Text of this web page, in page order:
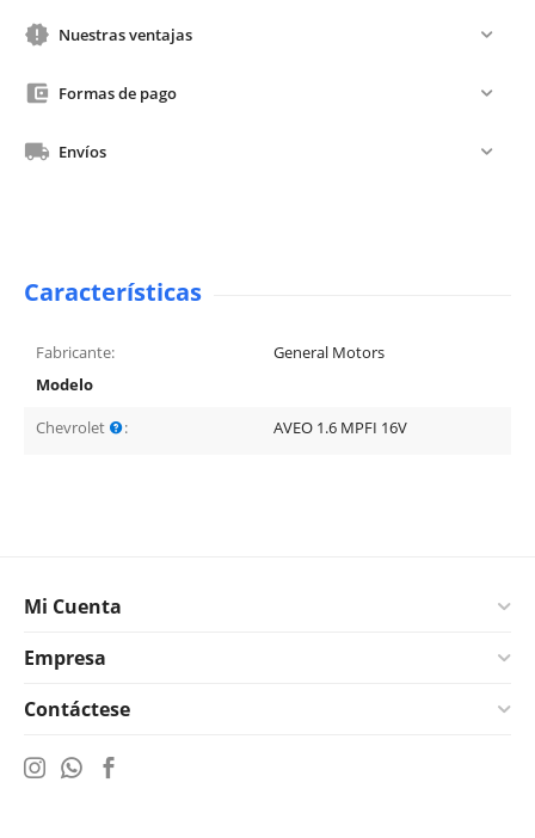
Nuestras ventajas
Formas de pago
Envíos
Características
Fabricante:
General Motors
Modelo
Chevrolet
: AVEO 1.6 MPFI 16V
Mi Cuenta
Empresa
Contáctese